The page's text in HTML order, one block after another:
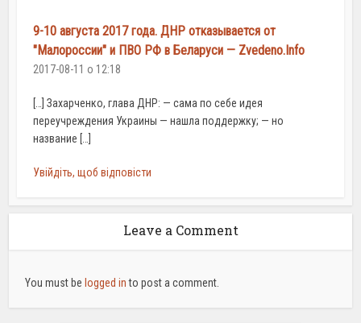
9-10 августа 2017 года. ДНР отказывается от
"Малороссии" и ПВО РФ в Беларуси — Zvedeno.Info
2017-08-11 о 12:18
[…] Захарченко, глава ДНР: — сама по себе идея
переучреждения Украины — нашла поддержку; — но
название […]
Увійдіть, щоб відповісти
Leave a Comment
You must be logged into post a comment.